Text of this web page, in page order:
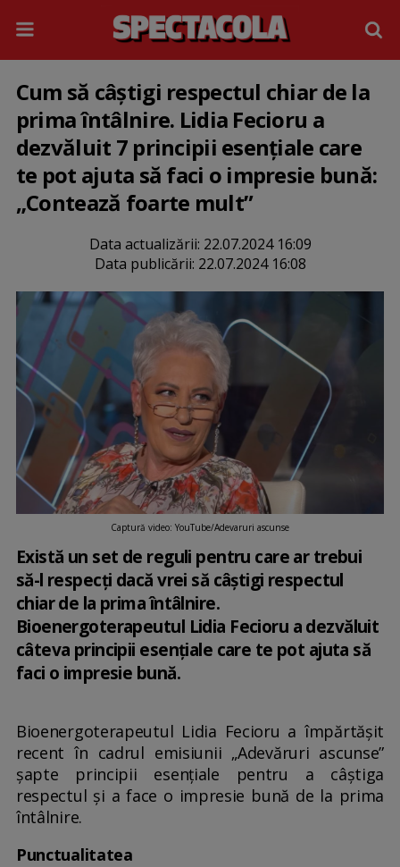
Cum să câştigi respectul chiar de la
prima întâlnire. Lidia Fecioru a
dezvăluit 7 principii esențiale care
te pot ajuta să faci o impresie bună:
„Contează foarte mult”
Data actualizării: 22.07.2024 16:09
Data publicării: 22.07.2024 16:08
Captură video: YouTube/Adevaruri ascunse
Există un set de reguli pentru care ar trebui
să-l respecți dacă vrei să câştigi respectul
chiar de la prima întâlnire.
Bioenergoterapeutul Lidia Fecioru a dezvăluit
câteva principii esențiale care te pot ajuta să
faci o impresie bună.
Bioenergoterapeutul Lidia Fecioru a împărtășit
recent în cadrul emisiunii „Adevăruri ascunse”
șapte principii esențiale pentru a câștiga
respectul și a face o impresie bună de la prima
întâlnire.
Punctualitatea